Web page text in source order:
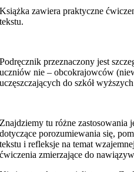
Książka zawiera praktyczne
tekstu.
Podręcznik przeznaczony jest
uczniów nie – obcokrajowców
uczęszczających do szkół
Znajdziemy tu różne zastosowania
dotyczące porozumiewania się,
tekstu i refleksje na temat
ćwiczenia zmierzające do